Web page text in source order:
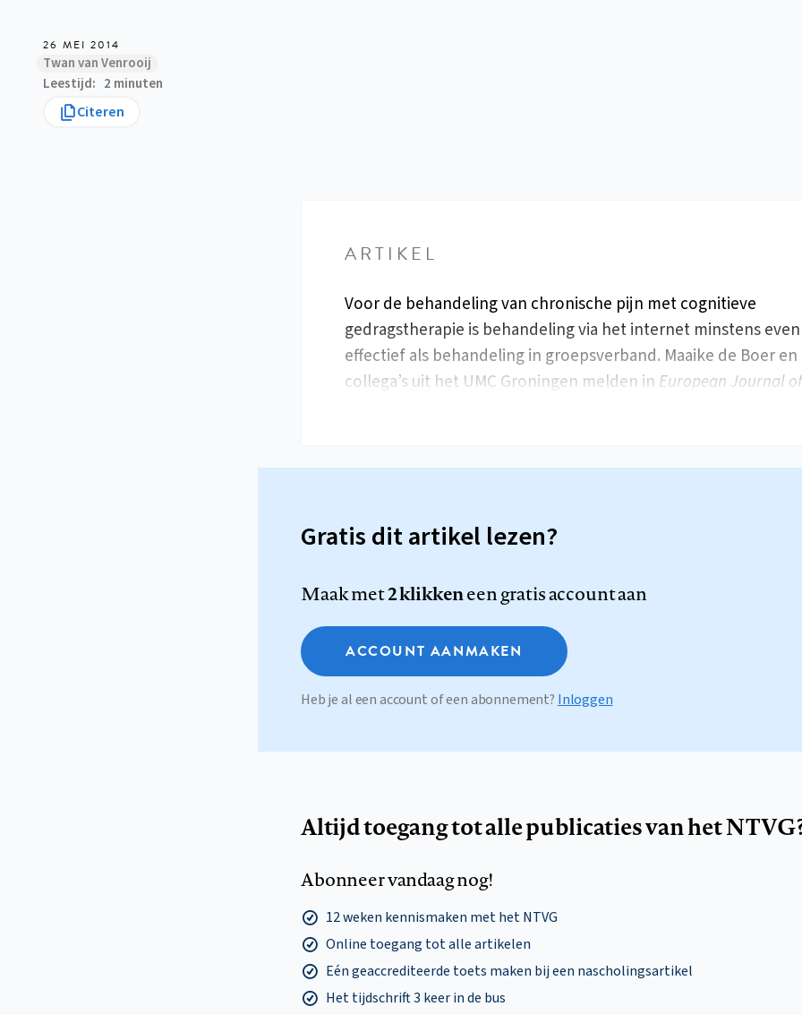
26 MEI 2014
Twan van Venrooij
Leestijd
2 minuten
Citeren
ARTIKEL
Voor de behandeling van chronische pijn met cognitieve
gedragstherapie is behandeling via het internet minstens even
effectief als behandeling in groepsverband. Maaike de Boer en
collega’s uit het UMC Groningen melden in European Journal of
Gratis dit artikel lezen?
Maak met2 klikkeneen gratis account aan
ACCOUNT AANMAKEN
Heb je al een account of een abonnement? Inloggen
Altijd toegang tot alle publicaties van het
Abonneer vandaag nog!
12 weken kennismaken met het NTVG
Online toegang tot alle artikelen
Eén geaccrediteerde toets maken bij een nascholingsartikel
Het tijdschrift 3 keer in de bus